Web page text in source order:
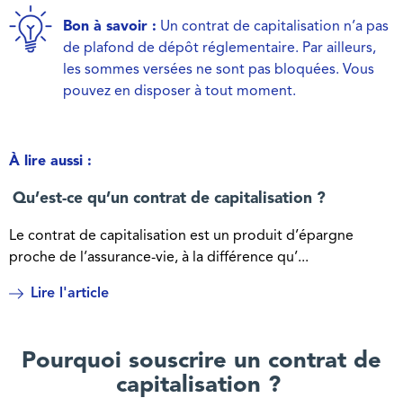
Bon à savoir : Un contrat de capitalisation n’a pas
de plafond de dépôt réglementaire. Par ailleurs,
les sommes versées ne sont pas bloquées. Vous
pouvez en disposer à tout moment.
À lire aussi :
Qu’est-ce qu’un contrat de capitalisation ?
Le contrat de capitalisation est un produit d’épargne
proche de l’assurance-vie, à la différence qu’...
Lire l'article
Pourquoi souscrire un contrat de
capitalisation ?